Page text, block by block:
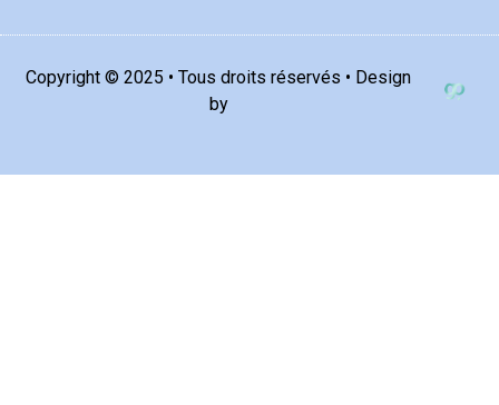
Copyright © 2025 • Tous droits réservés • Design
by